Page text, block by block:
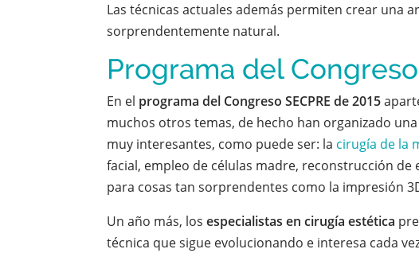
Las técnicas actuales además permiten crear una
sorprendentemente natural.
Programa del
En el programa del Congreso SECPRE de 2015
muchos otros temas, de hecho han organizado
muy interesantes, como puede ser: la cirugía de la
facial, empleo de células madre, reconstrucción
para cosas tan sorprendentes como la impresión
Un año más, losespecialistas en cirugía estética
técnica que sigue evolucionando e interesa cada